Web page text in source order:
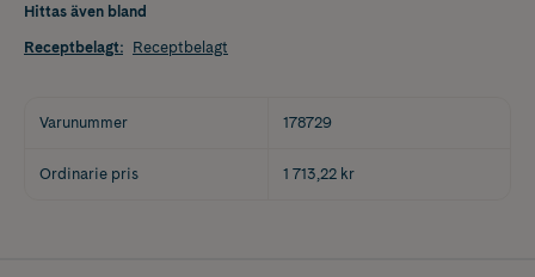
Hittas även bland
Receptbelagt: Receptbelagt
Varunummer 178729
Ordinarie pris 1 713,22 kr